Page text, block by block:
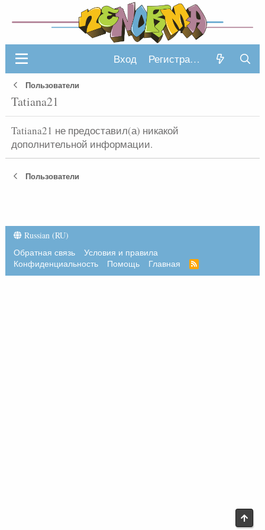
Вход Регистрация
Пользователи
Tatiana21
Tatiana21 не предоставил(а) никакой
дополнительной информации.
Пользователи
Russian (RU)
Обратная связь
Условия и правила
Конфиденциальность
Помощь Главная